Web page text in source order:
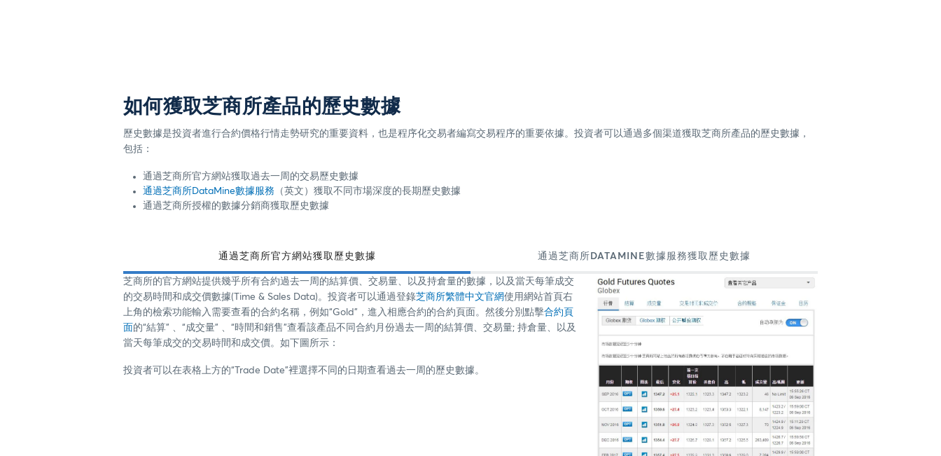
如何獲取芝商所產品的歷史數據
歷史數據是投資者進行合約價格行情走勢研究的重要資料，也是程序化交易者編寫交易程序的重要依據。投資者可以通過多個渠道獲取芝商所產品的歷史數據，
包括：
通過芝商所官方網站獲取過去一周的交易歷史數據
通過芝商所DataMine數據服務 （英文）獲取不同市場深度的長期歷史數據
通過芝商所授權的數據分銷商獲取歷史數據
通過芝商所官方網站獲取歷史數據 通過芝商所DATAMINE數據服務獲取歷史數據
芝商所的官方網站提供幾乎所有合約過去一周的結算價、交易量、以及持倉量的數據，以及當天每筆成交
的交易時間和成交價數據(Time & Sales Data)。投資者可以通過登錄芝商所繁體中文官網使用網站首頁右
上角的檢索功能輸入需要查看的合約名稱，例如“Gold”，進入相應合約的合約頁面。然後分別點擊合約頁
面的“結算” 、“成交量” 、“時間和銷售”查看該產品不同合約月份過去一周的結算價、交易量; 持倉量、以及
當天每筆成交的交易時間和成交價。如下圖所示：
投資者可以在表格上方的“Trade Date”裡選擇不同的日期查看過去一周的歷史數據。